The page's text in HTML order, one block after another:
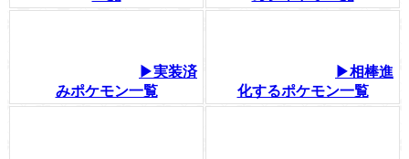
▶実装済
みポケモン一覧
▶相棒進
化するポケモン一覧